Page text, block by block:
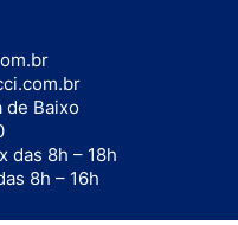
de Baixo
das 8h – 18h
8h – 16h